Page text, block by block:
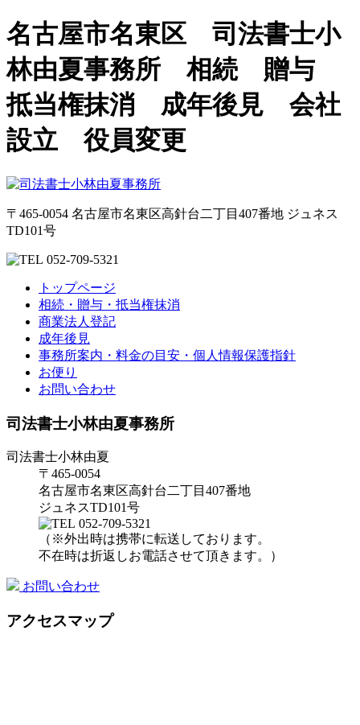
名古屋市名東区 司法書士小
林由夏事務所 相続 贈与
抵当権抹消 成年後見 会社
設立 役員変更
〒465-0054 名古屋市名東区高針台二丁目407番地 ジュネス
TD101号
052-709-5321
トップページ
相続・贈与・抵当権抹消
商業法人登記
成年後見
事務所案内・料金の目安・個人情報保護指針
お便り
お問い合わせ
司法書士小林由夏事務所
司法書士小林由夏
〒465-0054
名古屋市名東区高針台二丁目407番地
ジュネスTD101号
052-709-5321
（※外出時は携帯に転送しております。
不在時は折返しお電話させて頂きます。）
お問い合わせ
アクセスマップ